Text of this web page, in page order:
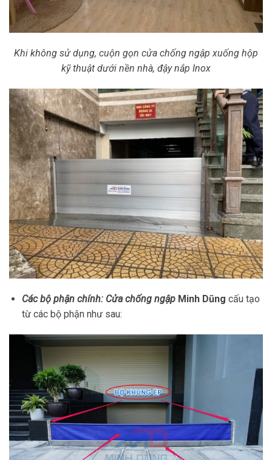
Khi không sử dụng, cuộn gọn cửa chống ngập xuống hộp
kỹ thuật dưới nền nhà, đậy nắp Inox
Các bộ phận chính: Cửa chống ngập Minh Dũng cấu tạo
từ các bộ phận như sau: